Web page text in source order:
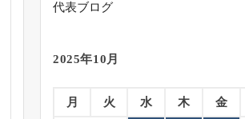
代表ブログ
2025年10月
月 火 水 木 金